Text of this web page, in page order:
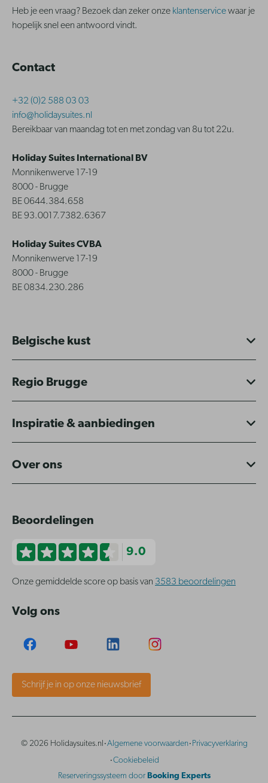
Heb je een vraag? Bezoek dan zeker onze klantenservicewaar je
hopelijk snel een antwoord vindt.
Contact
+32 (0)2 588 03 03
info@holidaysuites.nl
Bereikbaar van maandag tot en met zondag van 8u tot 22u.
Holiday Suites International BV
Monnikenwerve 17-19
8000 - Brugge
BE 0644.384.658
BE 93.0017.7382.6367
Holiday Suites CVBA
Monnikenwerve 17-19
8000 - Brugge
BE 0834.230.286
Belgische kust
Regio Brugge
Inspiratie & aanbiedingen
Over ons
Beoordelingen
9.0
Onze gemiddelde score op basis van 3583 beoordelingen
Volg ons
Schrijf je in op onze nieuwsbrief
© 2026 Holidaysuites.nl ·Algemene voorwaarden· Privacyverklaring
·Cookiebeleid
Reserveringssysteem door Booking Experts